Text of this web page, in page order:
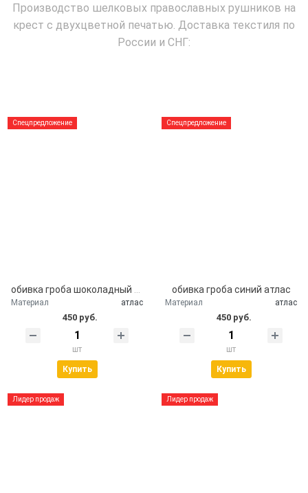
Производство шелковых православных рушников на
крест с двухцветной печатью. Доставка текстиля по
России и СНГ:
Спецпредложение
обивка гроба шоколадный атлас
Материал атлас
450 руб.
шт
Купить
Спецпредложение
обивка гроба синий атлас
Материал атлас
450 руб.
шт
Купить
Лидер продаж Лидер продаж